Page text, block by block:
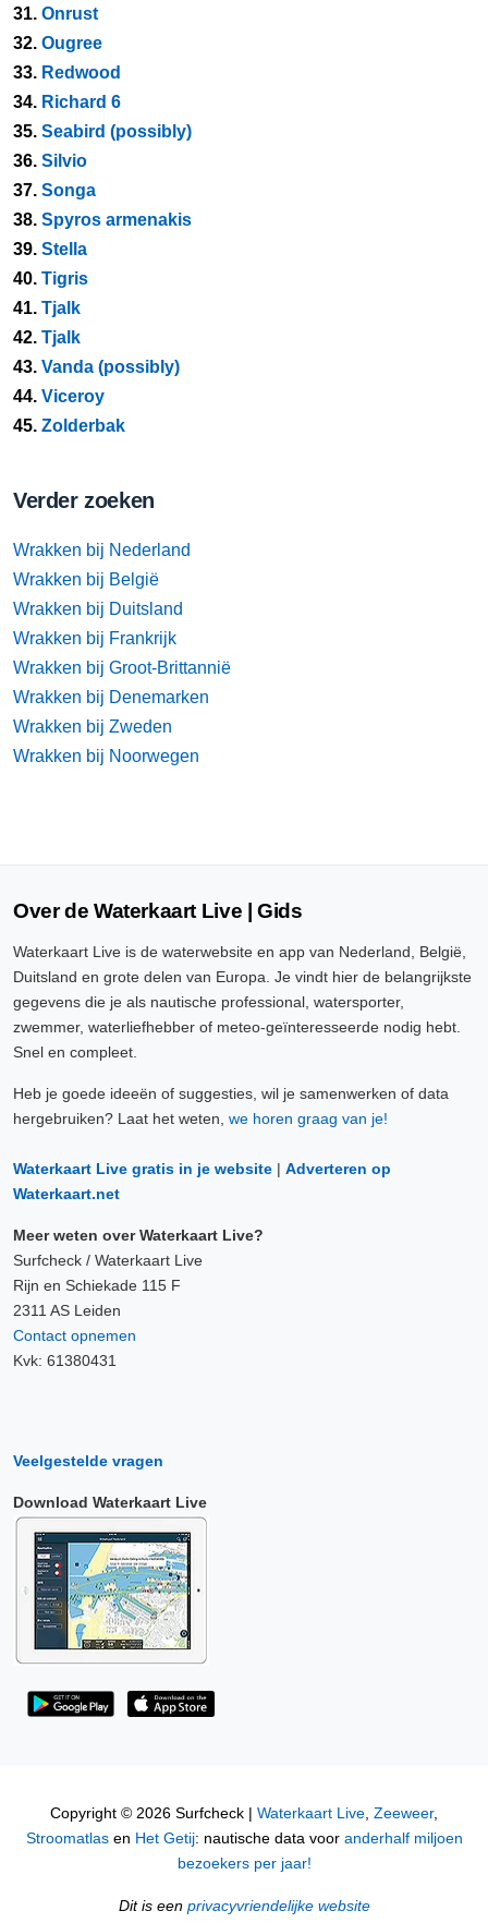
31. Onrust
32. Ougree
33. Redwood
34. Richard 6
35. Seabird (possibly)
36. Silvio
37. Songa
38. Spyros armenakis
39. Stella
40. Tigris
41. Tjalk
42. Tjalk
43. Vanda (possibly)
44. Viceroy
45. Zolderbak
Verder zoeken
Wrakken bij Nederland
Wrakken bij België
Wrakken bij Duitsland
Wrakken bij Frankrijk
Wrakken bij Groot-Brittannië
Wrakken bij Denemarken
Wrakken bij Zweden
Wrakken bij Noorwegen
Over de Waterkaart Live | Gids
Waterkaart Live is de waterwebsite en app van Nederland, België,
Duitsland en grote delen van Europa. Je vindt hier de belangrijkste
gegevens die je als nautische professional, watersporter,
zwemmer, waterliefhebber of meteo-geïnteresseerde nodig hebt.
Snel en compleet.
Heb je goede ideeën of suggesties, wil je samenwerken of data
hergebruiken? Laat het weten, we horen graag van je!
Waterkaart Live gratis in je website | Adverteren op
Waterkaart.net
Meer weten over Waterkaart Live?
Surfcheck / Waterkaart Live
Rijn en Schiekade 115 F
2311 AS Leiden
Contact opnemen
Kvk: 61380431
Veelgestelde vragen
Download Waterkaart Live
Copyright © 2026 Surfcheck | Waterkaart Live, Zeeweer,
Stroomatlasen Het Getij: nautische data voor anderhalf miljoen
bezoekers per jaar!
Dit is een privacyvriendelijke website